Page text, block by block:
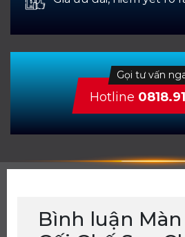
Gọi tư vấn
Hotline
Bình luận